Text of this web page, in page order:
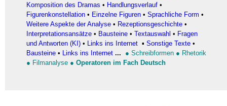
Komposition des Dramas • Handlungsverlauf •
Figurenkonstellation • Einzelne Figuren • Sprachliche Form •
Weitere Aspekte der Analyse • Rezeptionsgeschichte •
Interpretationsansätze • Bausteine • Textauswahl • Fragen
und Antworten (KI) • Links ins Internet ▪ Sonstige Texte •
Bausteine • Links ins Internet ... ● Schreibformen ● Rhetorik
● Filmanalyse ● Operatoren im Fach Deutsch